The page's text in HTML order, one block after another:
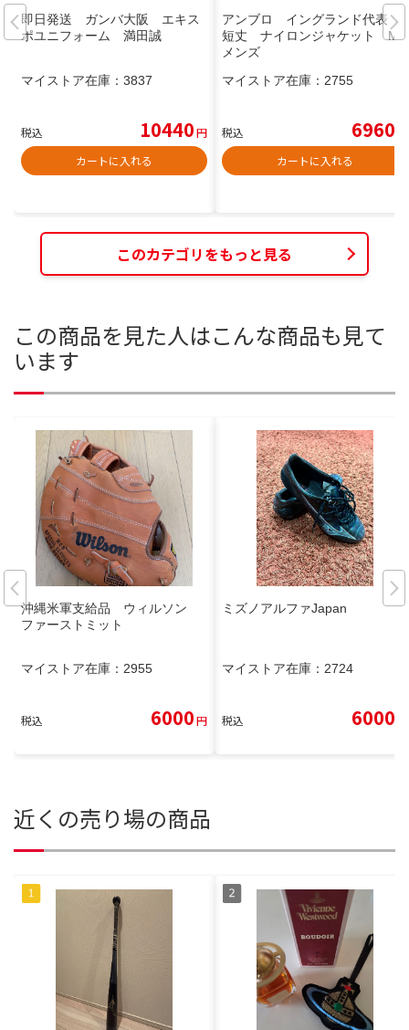
即日発送 ガンバ大阪 エキス
ポユニフォーム 満田誠
マイストア在庫： 3837
税込 10440円
カートに入れる
アンブロ イングランド代表
短丈 ナイロンジャケット M
メンズ
マイストア在庫： 2755
税込 6960
カートに入れる
このカテゴリをもっと見る
この商品を見た人はこんな商品も見て
います
沖縄米軍支給品 ウィルソン
ファーストミット
マイストア在庫： 2955
税込 6000円
ミズノアルファJapan
マイストア在庫： 2724
税込 6000
近くの売り場の商品